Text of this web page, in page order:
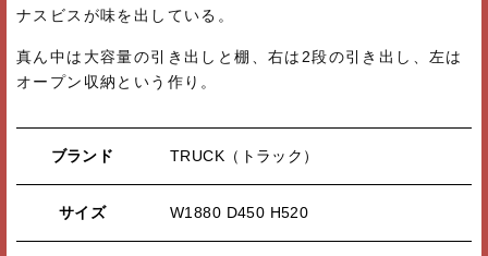
ナスビスが味を出している。
真ん中は大容量の引き出しと棚、右は2段の引き出し、左は
オープン収納という作り。
ブランド TRUCK（トラック）
サイズ W1880 D450 H520